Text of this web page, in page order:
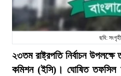
ছবি:
২৩তম রাষ্ট্রপতি নির্বাচন
কমিশন (ইসি)। ঘোষিত